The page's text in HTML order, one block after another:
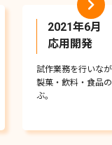
2021年6月
応用開発
試作業務を行いな
製菓・飲料・食品
ぶ。